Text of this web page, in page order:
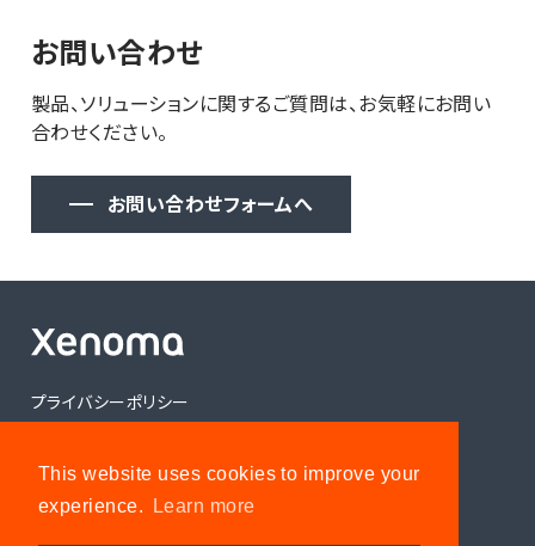
This website uses cookies to improve your
experience.
Learn more
お問い合わせ
製品、ソリューションに関するご質問は、お気軽にお問い
合わせください。
お問い合わせフォームへ
プライバシーポリシー
お問い合わせ